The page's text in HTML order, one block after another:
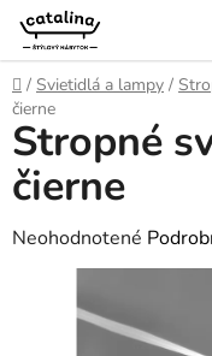
Prejsť
obsah
Domov
/ Svietidlá a lampy /
čierne
Stropné
čierne
Priemerné
hodnotenie
produktu
Neohodnotené